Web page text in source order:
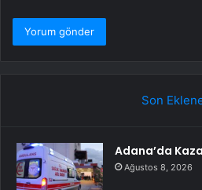
Son
Adana’da
Ağustos 8, 2026